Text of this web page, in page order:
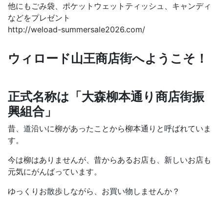
他にもごみ袋、ポケットウェットティッシュ、キャンディ
などをプレゼント
http://weload-summersale2026.com/
ウィロード山王商店街へようこそ！
正式名称は「大森柳本通り商店街振
興組合」
昔、道沿いに柳があったことから柳本通りと呼ばれていま
す。
今は柳はありませんが、昔からあるお店も、新しいお店も
元気にがんばっています。
ゆっくりお散歩しながら、お買い物しませんか？